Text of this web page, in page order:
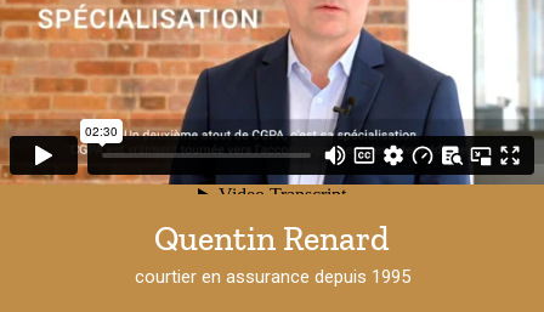
Quentin Renard
courtier en assurance depuis 1995